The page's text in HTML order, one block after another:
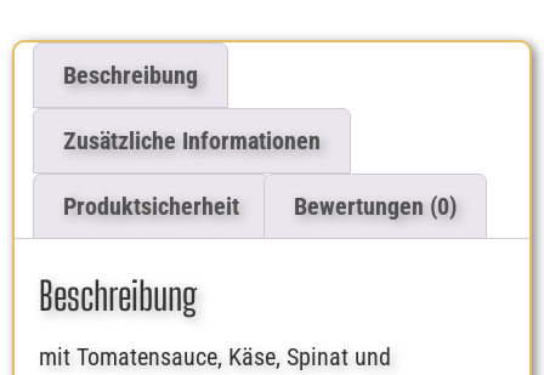
Beschreibung
Zusätzliche Informationen
Produktsicherheit Bewertungen (0)
Beschreibung
mit Tomatensauce, Käse, Spinat und